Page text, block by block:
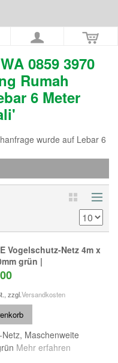
0859 3970
Rumah
6 Meter
wurde auf Lebar 6
Vogelschutz-Netz 4m x
grün |
,zzgl.Versandkosten
Maschenweite
Mehr erfahren